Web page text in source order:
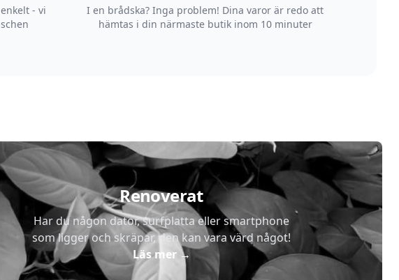
- vi
I en brådska? Inga problem! Dina varor är redo att
hämtas i din närmaste butik inom 10 minuter
Renoverat
Har du någon dator, surfplatta eller smartphone
som ligger och skräpar, den kan vara värd något!
Läs mer→